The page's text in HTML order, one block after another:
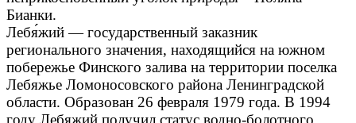
Бианки.
Лебя́жий — государственный заказник
регионального значения, находящийся на южном
побережье Финского залива на территории поселка
Лебяжье Ломоносовского района Ленинградской
области. Образован 26 февраля 1979 года. В 1994
году Лебяжий получил статус водно-болотного